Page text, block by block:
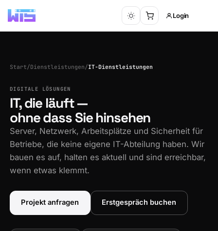
Login
Start/Dienstleistungen/IT-Dienstleistungen
DIGITALE LÖSUNGEN
IT, die läuft —
ohne dass Sie hinsehen
Server, Netzwerk, Arbeitsplätze und Sicherheit für
Betriebe, die keine eigene IT-Abteilung haben. Wir
bauen es auf, halten es aktuell und sind erreichbar,
wenn etwas klemmt.
Projekt anfragen Erstgespräch buchen